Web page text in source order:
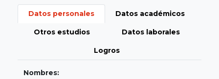
Datos personales Datos académicos
Otros estudios Datos laborales
Logros
Nombres: